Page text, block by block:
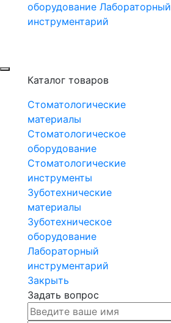
оборудование Лабораторный
инструментарий
Каталог товаров
Стоматологические
материалы
Стоматологическое
оборудование
Стоматологические
инструменты
Зуботехнические
материалы
Зуботехническое
оборудование
Лабораторный
инструментарий
Закрыть
Задать вопрос